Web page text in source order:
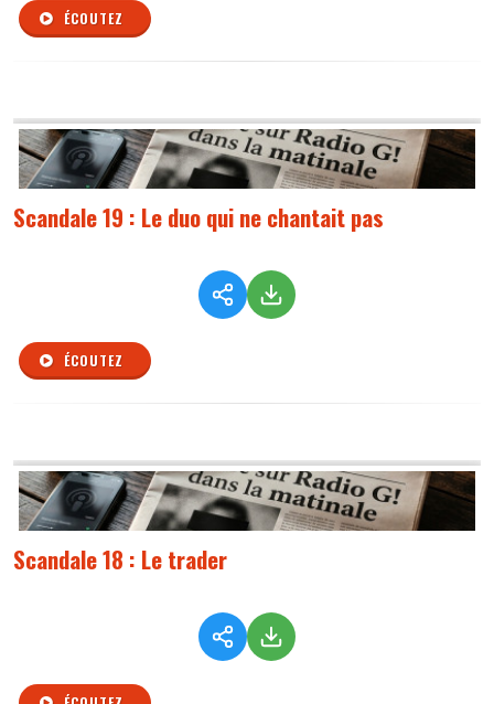
ÉCOUTEZ
Scandale 19 : Le duo qui ne chantait pas
ÉCOUTEZ
Scandale 18 : Le trader